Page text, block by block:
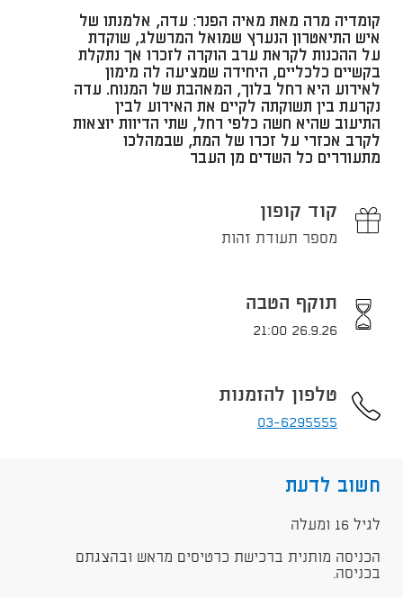
קומדיה מרה מאת מאיה הפנר: עדה, אלמנתו של
איש התיאטרון הנערץ שמואל המרשלג, שוקדת
על ההכנות לקראת ערב הוקרה לזכרו אך נתקלת
בקשיים כלכליים, היחידה שמציעה לה מימון
לאירוע היא רחל בלוך, המאהבת של המנוח. עדה
נקרעת בין תשוקתה לקיים את האירוע לבין
התיעוב שהיא חשה כלפי רחל, שתי הדיוות יוצאות
לקרב אכזרי על זכרו של המת, שבמהלכו
מתעוררים כל השדים מן העבר
קוד קופון
מספר תעודת זהות
תוקף הטבה
26.9.26 21:00
טלפון להזמנות
03-6295555
חשוב לדעת
לגיל 16 ומעלה
הכניסה מותנית ברכישת כרטיסים מראש ובהצגתם
בכניסה.